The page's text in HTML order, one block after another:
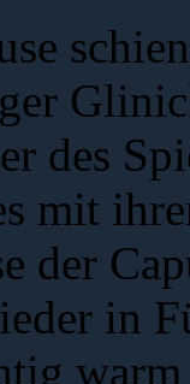
des
mit
der
in